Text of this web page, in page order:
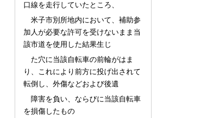
口線を走行していたところ、
米子市別所地内において、補助参
加人が必要な許可を受けないまま当
該市道を使用した結果生じ
た穴に当該自転車の前輪がはま
り、これにより前方に投げ出されて
転倒し、外傷などおよび後遺
障害を負い、ならびに当該自転車
を損傷したもの